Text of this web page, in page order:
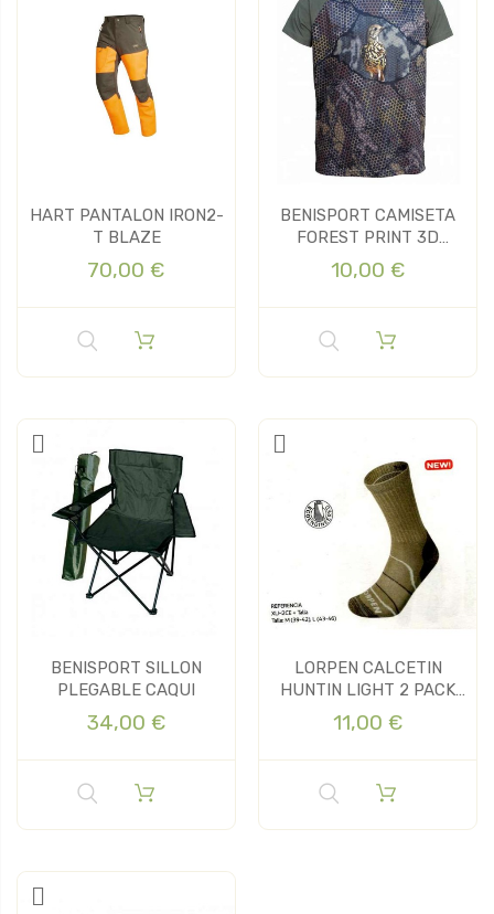
HART PANTALON IRON2-
T BLAZE
70,00 €
BENISPORT CAMISETA
FOREST PRINT 3D
ZORZAL
10,00 €
BENISPORT SILLON
PLEGABLE CAQUI
34,00 €
LORPEN CALCETIN
HUNTIN LIGHT 2 PACK
ECO
11,00 €